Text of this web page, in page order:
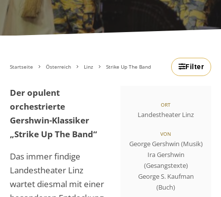
Startseite Österreich Linz Strike Up The Band Filter
ORT
Landestheater Linz
VON
George Gershwin (Musik)
Ira Gershwin
(Gesangstexte)
George S. Kaufman
(Buch)
Der opulent
orchestrierte
Gershwin-Klassiker
„Strike Up The Band“
Das immer findige
Landestheater Linz
wartet diesmal mit einer